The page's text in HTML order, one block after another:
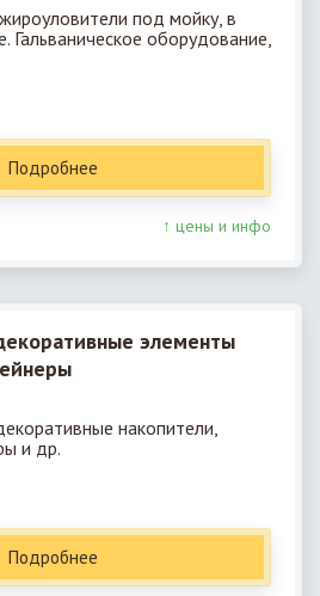
под мойку, в
оборудование,
Подробнее
↑ цены и инфо
элементы
накопители,
и др.
Подробнее